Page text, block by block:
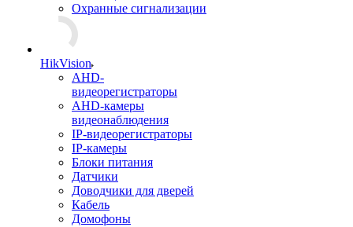
Охранные сигнализации
HikVision
AHD-
видеорегистраторы
AHD-камеры
видеонаблюдения
IP-видеорегистраторы
IP-камеры
Блоки питания
Датчики
Доводчики для дверей
Кабель
Домофоны